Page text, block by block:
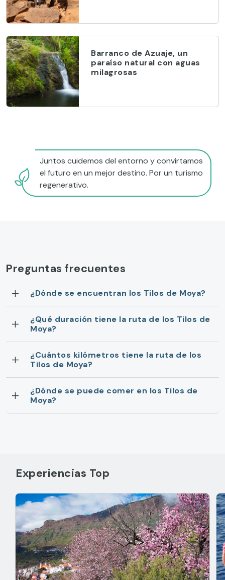
Barranco de Azuaje, un
paraíso natural con aguas
milagrosas
Juntos cuidemos del entorno y convirtamos
el futuro en un mejor destino. Por un turismo
regenerativo.
Preguntas frecuentes
¿Dónde se encuentran los Tilos de Moya?
¿Qué duración tiene la ruta de los Tilos de
Moya?
¿Cuántos kilómetros tiene la ruta de los
Tilos de Moya?
¿Dónde se puede comer en los Tilos de
Moya?
Experiencias Top